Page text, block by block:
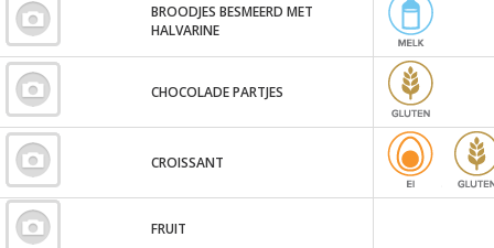
BROODJES BESMEERD MET
HALVARINE
CHOCOLADE PARTJES
CROISSANT
FRUIT